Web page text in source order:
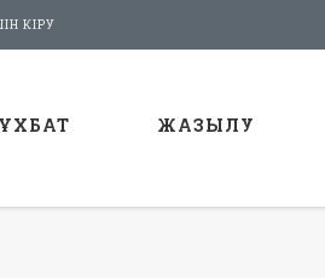
КІРУ
ЖАЗЫЛУ